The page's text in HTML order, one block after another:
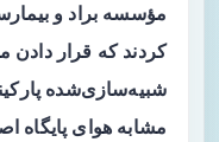
مؤسسه براد و
کردند که قرار دادن
شبیه‌سازی‌شده
مشابه هوای